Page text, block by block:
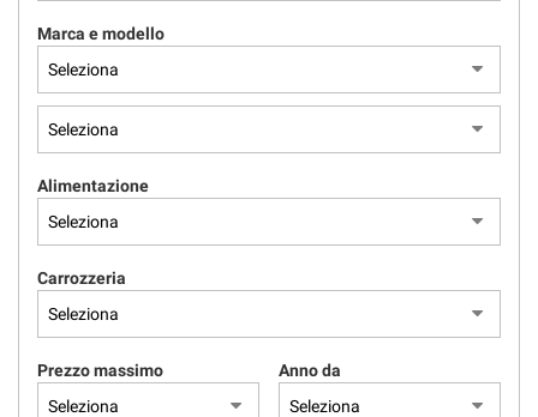
Marca e modello
Alimentazione
Carrozzeria
Prezzo massimo Anno da